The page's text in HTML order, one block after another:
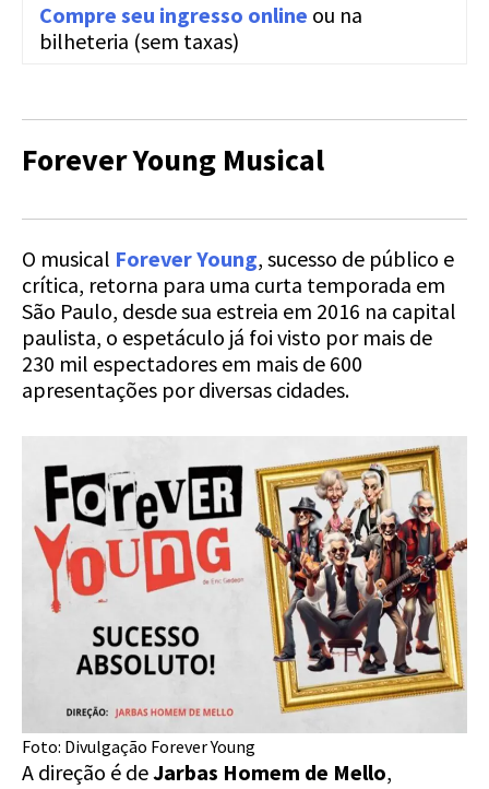
Compre seu ingresso online ou na
bilheteria (sem taxas)
Forever Young Musical
O musical Forever Young, sucesso de público e
crítica, retorna para uma curta temporada em
São Paulo, desde sua estreia em 2016 na capital
paulista, o espetáculo já foi visto por mais de
230 mil espectadores em mais de 600
apresentações por diversas cidades.
Foto: Divulgação Forever Young
A direção é deJarbas Homem de Mello,